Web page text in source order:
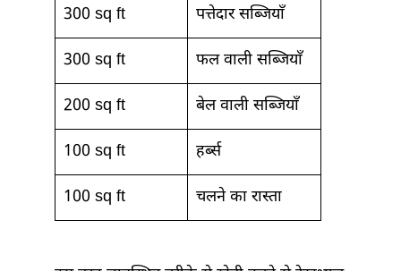
300 sq ft पत्तेदार सब्जियाँ
300 sq ft फल वाली सब्जियाँ
200 sq ft बेल वाली सब्जियाँ
100 sq ft हर्ब्स
100 sq ft चलने का रास्ता